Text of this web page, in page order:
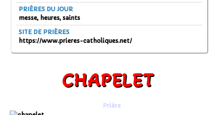
PRIÈRES DU JOUR
messe, heures, saints
SITE DE PRIÈRES
https://www.prieres-catholiques.net/
CHAPELET
Prière